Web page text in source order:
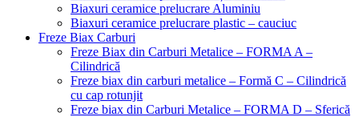
Biaxuri ceramice prelucrare Aluminiu
Biaxuri ceramice prelucrare plastic – cauciuc
Freze Biax Carburi
Freze Biax din Carburi Metalice – FORMA A –
Cilindrică
Freze biax din carburi metalice – Formă C – Cilindrică
cu cap rotunjit
Freze biax din Carburi Metalice – FORMA D – Sferică